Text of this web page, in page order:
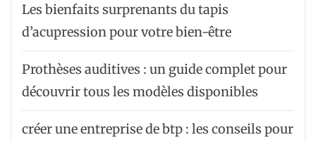
Les bienfaits surprenants du tapis
d’acupression pour votre bien-être
Prothèses auditives : un guide complet pour
découvrir tous les modèles disponibles
créer une entreprise de btp : les conseils pour